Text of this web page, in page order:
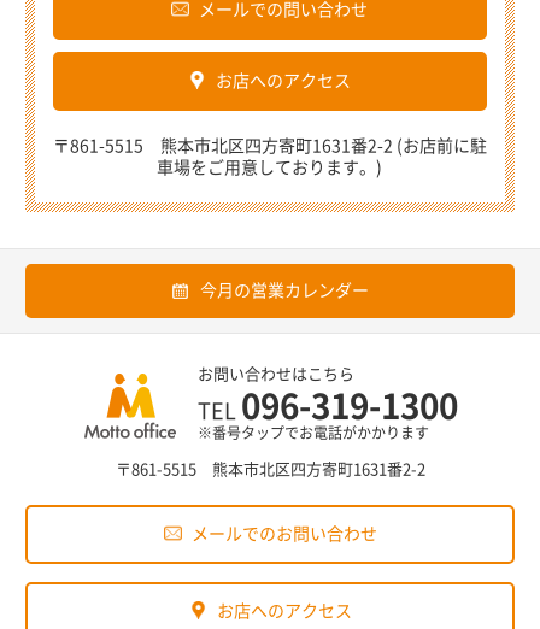
メールでの問い合わせ
お店へのアクセス
〒861-5515 熊本市北区四方寄町1631番2-2 (お店前に駐
車場をご用意しております。)
今月の営業カレンダー
お問い合わせはこちら
TEL 096-319-1300
※番号タップでお電話がかかります
〒861-5515 熊本市北区四方寄町1631番2-2
メールでのお問い合わせ
お店へのアクセス